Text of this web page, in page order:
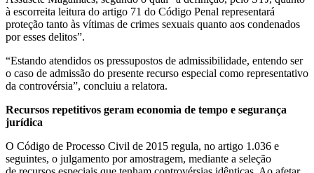
à escorreita leitura do artigo 71 do Código Penal representará
proteção tanto às vítimas de crimes sexuais quanto aos condenados
por esses delitos”.
“Estando atendidos os pressupostos de admissibilidade, entendo ser
o caso de admissão do presente recurso especial como representativo
da controvérsia”, concluiu a relatora.
Recursos repetitivos geram economia de tempo e segurança
jurídica
O Código de Processo Civil de 2015 regula, no artigo 1.036 e
seguintes, o julgamento por amostragem, mediante a seleção